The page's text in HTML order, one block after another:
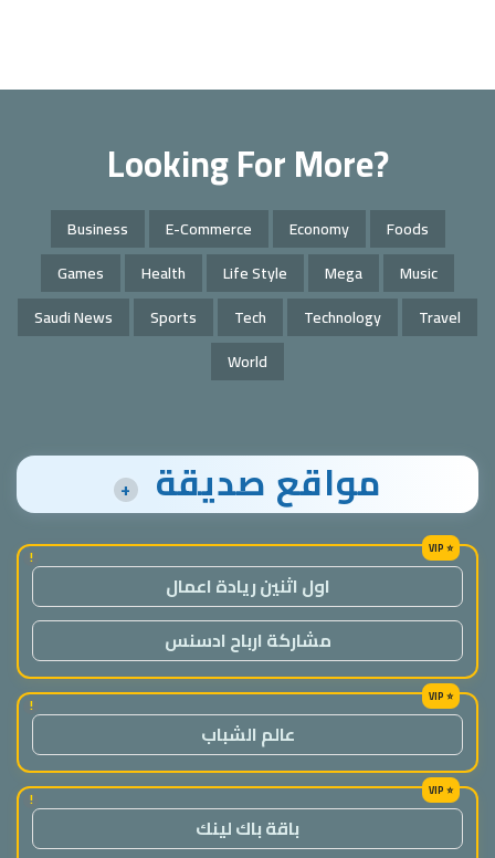
Looking For More?
Business E-Commerce Economy
Foods
Games
Health Life Style Mega
Music
Saudi News
Sports Tech Technology
Travel
World
مواقع صديقة +
!
اول اثنين ريادة اعمال
مشاركة ارباح ادسنس
!
عالم الشباب
!
باقة باك لينك